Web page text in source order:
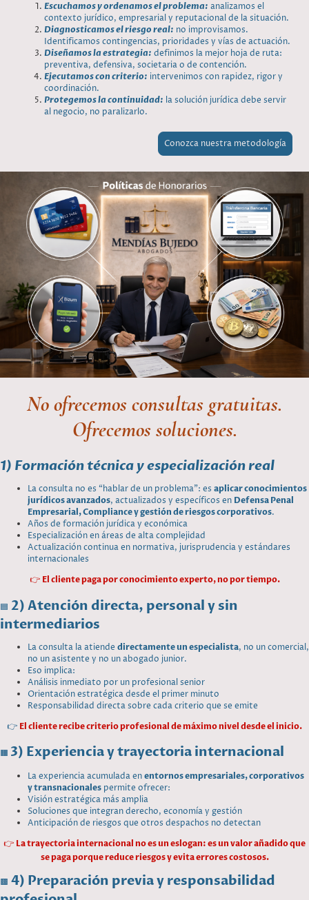
Escuchamos y ordenamos el problema: analizamos el
contexto jurídico, empresarial y reputacional de la situación.
Diagnosticamos el riesgo real: no improvisamos.
Identificamos contingencias, prioridades y vías de actuación.
Diseñamos la estrategia: definimos la mejor hoja de ruta:
preventiva, defensiva, societaria o de contención.
Ejecutamos con criterio: intervenimos con rapidez, rigor y
coordinación.
Protegemos la continuidad: la solución jurídica debe servir
al negocio, no paralizarlo.
Conozca nuestra metodología
No ofrecemos consultas gratuitas.
Ofrecemos soluciones.
1) Formación técnica y especialización real
La consulta no es “hablar de un problema”: es aplicar conocimientos
jurídicos avanzados, actualizados y específicos en Defensa Penal
Empresarial, Compliance y gestión de riesgos corporativos.
Años de formación jurídica y económica
Especialización en áreas de alta complejidad
Actualización continua en normativa, jurisprudencia y estándares
internacionales
👉 El cliente paga por conocimiento experto, no por tiempo.
🟦 2) Atención directa, personal y sin
intermediarios
La consulta la atiende directamente un especialista, no un comercial,
no un asistente y no un abogado junior.
Eso implica:
Análisis inmediato por un profesional senior
Orientación estratégica desde el primer minuto
Responsabilidad directa sobre cada criterio que se emite
👉 El cliente recibe criterio profesional de máximo nivel desde el inicio.
🟧 3) Experiencia y trayectoria internacional
La experiencia acumulada enentornos empresariales, corporativos
y transnacionales permite ofrecer:
Visión estratégica más amplia
Soluciones que integran derecho, economía y gestión
Anticipación de riesgos que otros despachos no detectan
👉 La trayectoria internacional no es un eslogan: es un valor añadido que
se paga porque reduce riesgos y evita errores costosos.
🟫 4) Preparación previa y responsabilidad